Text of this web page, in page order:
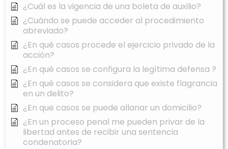
¿Cuál es la vigencia de una boleta de auxilio?
¿Cuándo se puede acceder al procedimiento
abreviado?
¿En qué casos procede el ejercicio privado de la
acción?
¿En qué casos se configura la legítima defensa ?
¿En qué casos se considera que existe flagrancia
en un delito?
¿En que casos se puede allanar un domicilio?
¿En un proceso penal me pueden privar de la
libertad antes de recibir una sentencia
condenatoria?